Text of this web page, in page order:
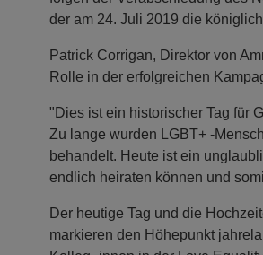
der am 24. Juli 2019 die
Patrick Corrigan, Direktor von
Rolle in der erfolgreichen
"Dies ist ein historischer Tag für
Zu lange wurden LGBT+ -
behandelt. Heute ist ein
endlich heiraten können und
Der heutige Tag und die
markieren den Höhepunkt